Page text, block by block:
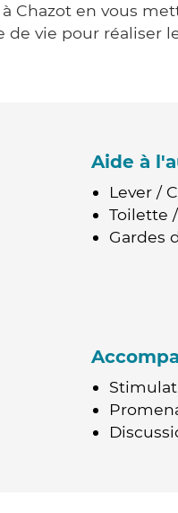
Chazot en vous
de vie pour réaliser
Aide à
Lever /
Toilette
Gardes